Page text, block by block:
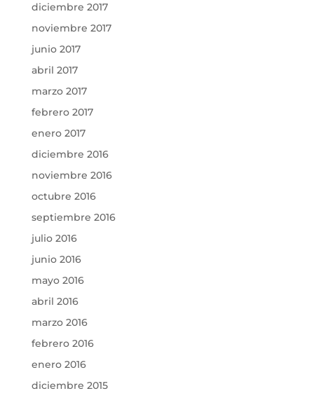
diciembre 2017
noviembre 2017
junio 2017
abril 2017
marzo 2017
febrero 2017
enero 2017
diciembre 2016
noviembre 2016
octubre 2016
septiembre 2016
julio 2016
junio 2016
mayo 2016
abril 2016
marzo 2016
febrero 2016
enero 2016
diciembre 2015